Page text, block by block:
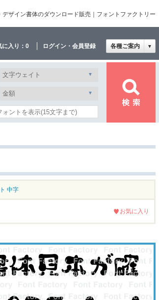
ザイン書体のダウンロード販売｜フォントファクトリー
に入り： 0 ログイン・会員登録 各種ご案内 ▼
中字
お気に入り